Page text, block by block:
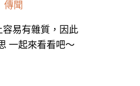
傳聞
易有雜質，因此
一起來看看吧～